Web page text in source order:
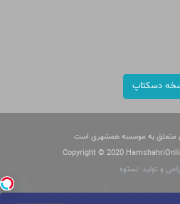
دسکتاپ
متعلق به موسسه همشهری است
Copyright © 2020
و تولید: نستوه